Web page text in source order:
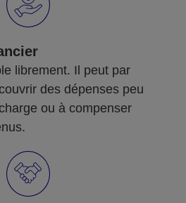
librement. Il peut par
des dépenses peu
ou à compenser